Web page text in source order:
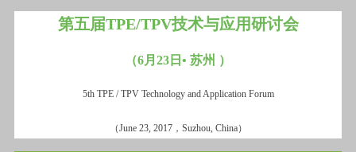
第五届TPE/TPV技术与应用研讨会
（6月23日• 苏州 ）
5th TPE / TPV Technology and Application Forum
（June 23, 2017，Suzhou, China）